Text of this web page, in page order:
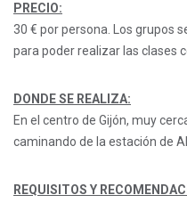
PRECIO:
30 € por persona. Los grupos
para poder realizar las clases
DONDE SE REALIZA:
En el centro de Gijón, muy
caminando de la estación de
REQUISITOS Y